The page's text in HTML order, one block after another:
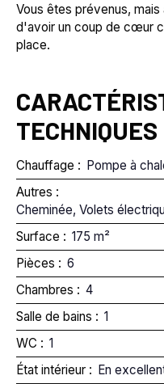
Vous êtes prévenus,
d'avoir un coup de cœur
place.
TECHNIQUES
Chauffage : Pompe à
Autres :
Surface : 175 m²
Pièces : 6
Chambres : 4
Salle de bains : 1
WC : 1
État intérieur : En